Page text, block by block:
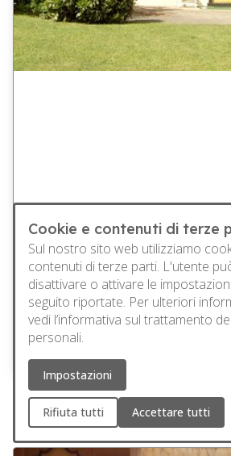
Anna-Luise UG l 4 Personen l
Chalet con due appartamenti
con stufa in ghisa che fornisce un
Leuk-Stadt
Cookie e contenuti di terze
Sul nostro sito web utilizziamo
contenuti di terze parti. L'utente
disattivare o attivare le
seguito riportate. Per ulteriori
vedi l’informativa sul trattamento
personali.
Impostazioni
Rifiuta tutti Accettare tutti